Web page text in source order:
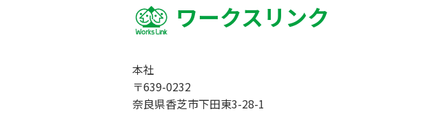
ワークスリンク
本社
〒639-0232
奈良県香芝市下田東3-28-1